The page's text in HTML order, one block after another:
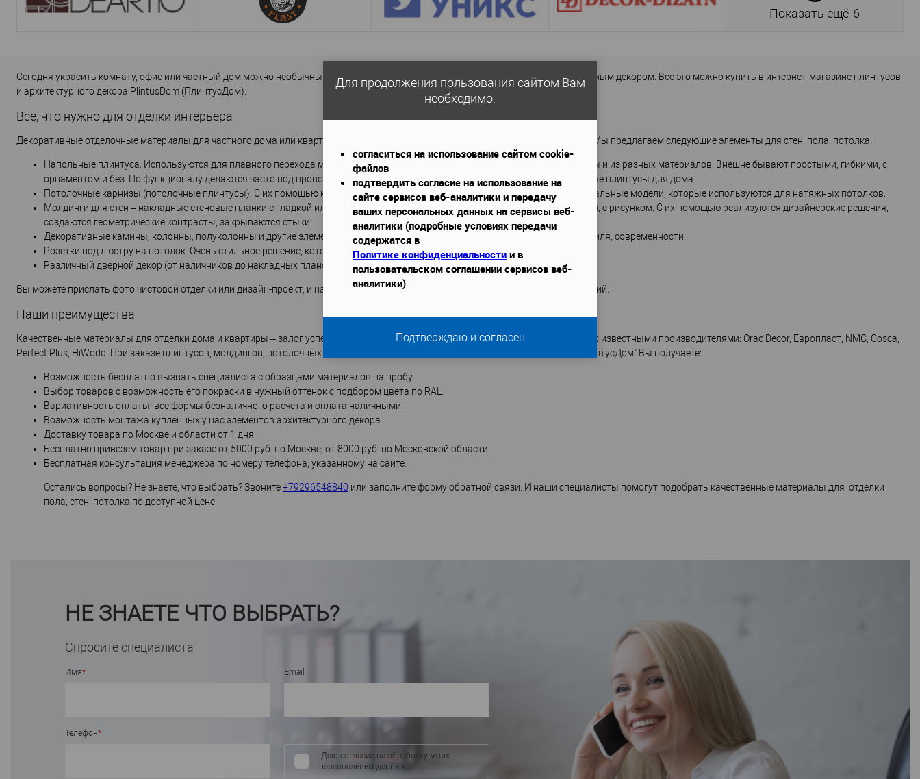
Показать ещё 6
Сегодня украсить комнату, офис или частный дом можно необычными плинтусами, молдингами, потолочными карнизами, дверным декором. Всё это можно купить в интернет-магазине плинтусов
и архитектурного декора PlintusDom (ПлинтусДом).
Всё, что нужно для отделки интерьера
Декоративные отделочные материалы для частного дома или квартиры подбираются в соответствии с дизайнерскими идеями. Мы предлагаем следующие элементы для стен, пола, потолка:
Напольные плинтуса. Используются для плавного перехода между разными плоскостями. Производятся разной величины и из разных материалов. Внешне бывают простыми, гибкими, с
орнаментом и без. По функционалу делаются часто под проводку или подсветку. Сегодня также есть специальные тепловые плинтусы для дома.
Потолочные карнизы (потолочные плинтусы). С их помощью можно декорировать стильную подсветку. Есть также специальные модели, которые используются для натяжных потолков.
Молдинги для стен – накладные стеновые планки с гладкой или рельефной поверхностью. Могут быть обычными, гибкими, с рисунком. С их помощью реализуются дизайнерские решения,
создаются геометрические контрасты, закрываются стыки.
Декоративные камины, колонны, полуколонны и другие элементы архитектурного декора, создающие атмосферу уюта, стиля, современности.
Розетки под люстру на потолок. Очень стильное решение, которое практикует многие дизайнеры интерьеров
Различный дверной декор (от наличников до накладных планок и фурнитуры).
Вы можете прислать фото чистовой отделки или дизайн-проект, и наши менеджеры помогут Вам определиться с выбором изделий.
Наши преимущества
Качественные материалы для отделки дома и квартиры – залог успешного ремонта. Наша компания ПлинтусДом сотрудничает с известными производителями: Orac Decor, Европласт, NMC, Cosca,
Perfect Plus, HiWodd. При заказе плинтусов, молдингов, потолочных карнизов и других изделий в нашем интернет-магазине "ПлинтусДом" Вы получаете:
Возможность бесплатно вызвать специалиста с образцами материалов на пробу.
Выбор товаров с возможность его покраски в нужный оттенок с подбором цвета по RAL.
Вариативность оплаты: все формы безналичного расчета и оплата наличными.
Возможность монтажа купленных у нас элементов архитектурного декора.
Доставку товара по Москве и области от 1 дня.
Бесплатно привезем товар при заказе от 5000 руб. по Москве, от 8000 руб. по Московской области.
Бесплатная консультация менеджера по номеру телефона, указанному на сайте.
Остались вопросы? Не знаете, что выбрать? Звоните+79296548840 или заполните форму обратной связи. И наши специалисты помогут подобрать качественные материалы для отделки
пола, стен, потолка по доступной цене!
НЕ ЗНАЕТЕ ЧТО ВЫБРАТЬ?
Спросите специалиста
Имя* Email
Телефон*
Даю согласие на обработку моих
персональных данных
Для продолжения пользования сайтом Вам
необходимо:
согласиться на использование сайтом cookie-
файлов
подтвердить согласие на использование на
сайте сервисов веб-аналитики и передачу
ваших персональных данных на сервисы веб-
аналитики (подробные условиях передачи
содержатся в
Политике конфиденциальности и в
пользовательском соглашении сервисов веб-
аналитики)
Подтверждаю и согласен